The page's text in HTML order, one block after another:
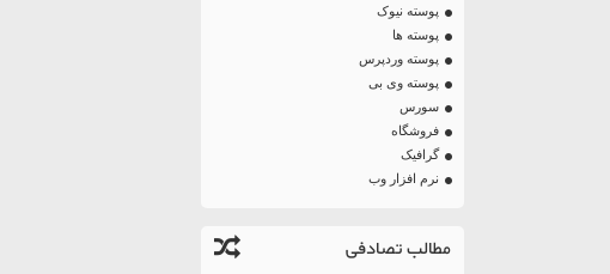
پوسته نیوک
پوسته ها
پوسته وردپرس
پوسته وی بی
سورس
فروشگاه
گرافیک
نرم افزار وب
مطالب تصادفی